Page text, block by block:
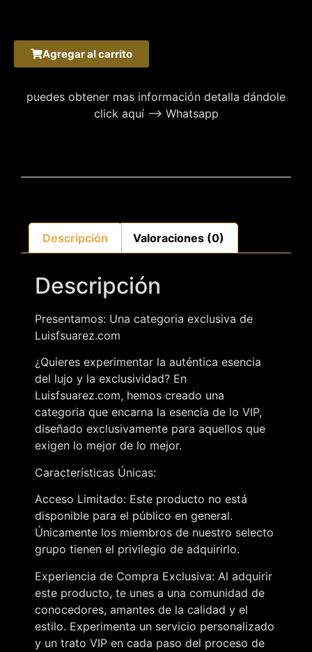
Agregar al carrito
puedes obtener mas información detalla dándole
click aquí –> Whatsapp
Descripción Valoraciones (0)
Descripción
Presentamos: Una categoria exclusiva de
Luisfsuarez.com
¿Quieres experimentar la auténtica esencia
del lujo y la exclusividad? En
Luisfsuarez.com, hemos creado una
categoria que encarna la esencia de lo VIP,
diseñado exclusivamente para aquellos que
exigen lo mejor de lo mejor.
Características Únicas:
Acceso Limitado: Este producto no está
disponible para el público en general.
Únicamente los miembros de nuestro selecto
grupo tienen el privilegio de adquirirlo.
Experiencia de Compra Exclusiva: Al adquirir
este producto, te unes a una comunidad de
conocedores, amantes de la calidad y el
estilo. Experimenta un servicio personalizado
y un trato VIP en cada paso del proceso de